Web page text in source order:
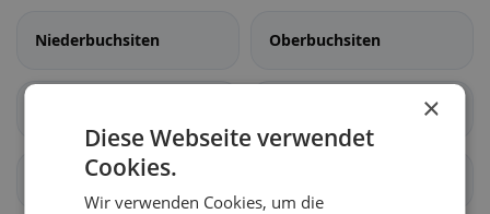
Niederbuchsiten Oberbuchsiten
Aedermannsdorf
×
Diese Webseite verwendet
Cookies.
Wir verwenden Cookies, um die